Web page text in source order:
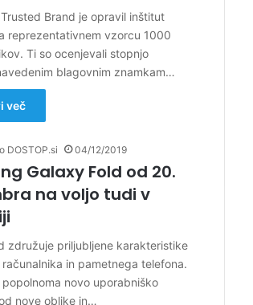
Brand je opravil inštitut
reprezentativnem vzorcu 1000
Ti so ocenjevali stopnjo
blagovnim znamkam…
več
DOSTOP.si 04/12/2019
Galaxy Fold od 20.
na voljo tudi v
združuje priljubljene karakteristike
in pametnega telefona.
novo uporabniško
nove oblike in…